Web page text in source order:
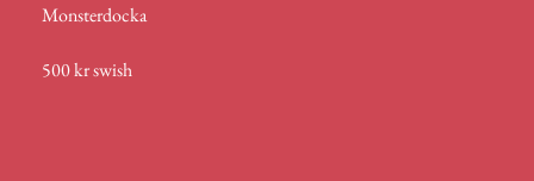
Monsterdocka
500 kr swish